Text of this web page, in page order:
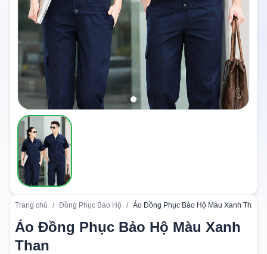
Trang chủ / Đồng Phục Bảo Hộ / Áo Đồng Phục Bảo Hộ Màu Xanh Than
Áo Đồng Phục Bảo Hộ Màu Xanh
Than